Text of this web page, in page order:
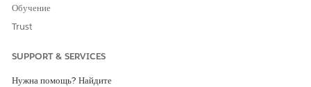
Оставьте свой отзыв, чтобы мы могли стать лучше!
Обучение
Trust
SUPPORT & SERVICES
Нужна помощь? Найдите